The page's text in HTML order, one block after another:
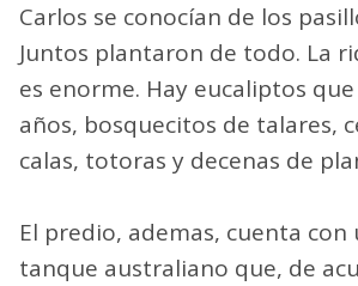
Carlos se conocían de los
Juntos plantaron de todo. La
es enorme. Hay eucaliptos
años, bosquecitos de talares,
calas, totoras y decenas de
El predio, ademas, cuenta con
tanque australiano que, de